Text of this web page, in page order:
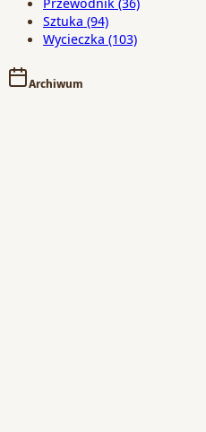
Sztuka (94)
Wycieczka (103)
Archiwum